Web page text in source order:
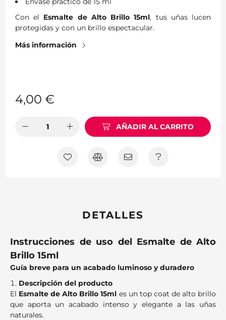
Con el Esmalte de Alto Brillo 15ml, tus uñas lucen
protegidas y con un brillo espectacular.
Más información
4,00 €
AÑADIR AL CARRITO
DETALLES
Instrucciones de uso del Esmalte de Alto
Brillo 15ml
Guía breve para un acabado luminoso y duradero
Descripción del producto
El Esmalte de Alto Brillo 15ml es un top coat de alto brillo
que aporta un acabado intenso y elegante a las uñas
naturales.